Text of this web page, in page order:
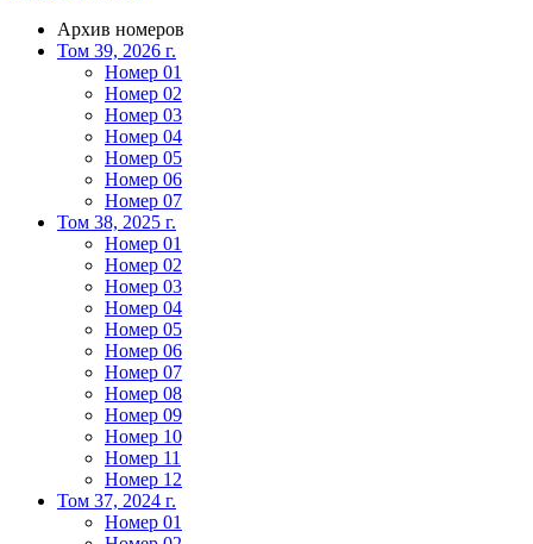
Архив номеров
Том 39, 2026 г.
Номер 01
Номер 02
Номер 03
Номер 04
Номер 05
Номер 06
Номер 07
Том 38, 2025 г.
Номер 01
Номер 02
Номер 03
Номер 04
Номер 05
Номер 06
Номер 07
Номер 08
Номер 09
Номер 10
Номер 11
Номер 12
Том 37, 2024 г.
Номер 01